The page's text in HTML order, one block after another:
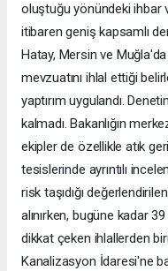
oluştuğu yönündeki ihbar
itibaren geniş kapsamlı
Hatay, Mersin ve
mevzuatını ihlal ettiği
yaptırım uygulandı.
kalmadı. Bakanlığın
ekipler de özellikle atık
tesislerinde ayrıntılı
risk taşıdığı
alınırken, bugüne kadar
dikkat çeken ihlallerden
Kanalizasyon İdaresi'ne